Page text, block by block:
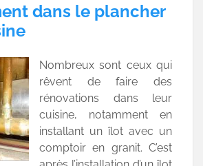
dans le plancher
Nombreux sont ceux qui
rêvent de faire des
rénovations dans leur
cuisine, notamment en
installant un îlot avec un
comptoir en granit. C’est